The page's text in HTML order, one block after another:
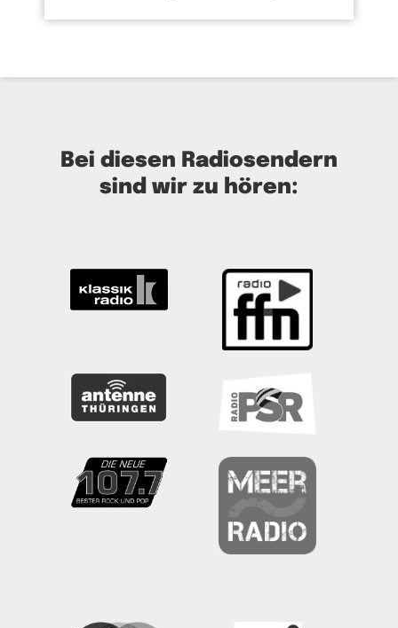
Bei diesen Radiosendern
sind wir zu hören: